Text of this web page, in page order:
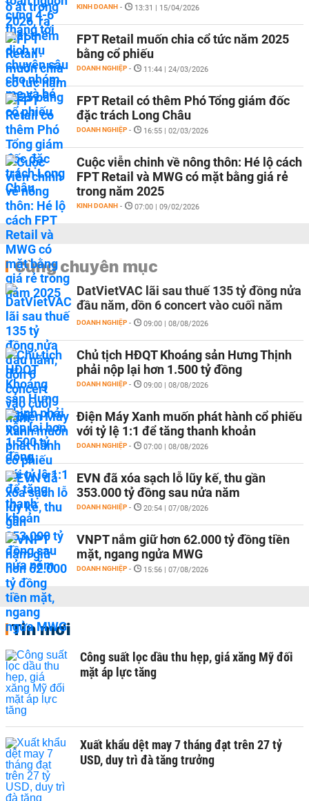
KINH DOANH - 13:31 | 15/04/2026
FPT Retail muốn chia cổ tức năm 2025
bằng cổ phiếu
DOANH NGHIỆP - 11:44 | 24/03/2026
FPT Retail có thêm Phó Tổng giám đốc
đặc trách Long Châu
DOANH NGHIỆP - 16:55 | 02/03/2026
Cuộc viễn chinh về nông thôn: Hé lộ cách
FPT Retail và MWG có mặt bằng giá rẻ
trong năm 2025
KINH DOANH - 07:00 | 09/02/2026
Cùng chuyên mục
DatVietVAC lãi sau thuế 135 tỷ đồng nửa
đầu năm, dồn 6 concert vào cuối năm
DOANH NGHIỆP - 09:00 | 08/08/2026
Chủ tịch HĐQT Khoáng sản Hưng Thịnh
phải nộp lại hơn 1.500 tỷ đồng
DOANH NGHIỆP - 09:00 | 08/08/2026
Điện Máy Xanh muốn phát hành cổ phiếu
với tỷ lệ 1:1 để tăng thanh khoản
DOANH NGHIỆP - 07:00 | 08/08/2026
EVN đã xóa sạch lỗ lũy kế, thu gần
353.000 tỷ đồng sau nửa năm
DOANH NGHIỆP - 20:54 | 07/08/2026
VNPT nắm giữ hơn 62.000 tỷ đồng tiền
mặt, ngang ngửa MWG
DOANH NGHIỆP - 15:56 | 07/08/2026
Tin mới
Công suất lọc dầu thu hẹp, giá xăng Mỹ đối
mặt áp lực tăng
Xuất khẩu dệt may 7 tháng đạt trên 27 tỷ
USD, duy trì đà tăng trưởng